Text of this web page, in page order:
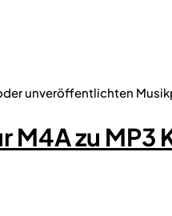
unveröffentlichten
M4A zu MP3